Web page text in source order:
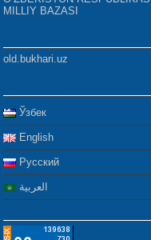
MILLIY BAZASI
old.bukhari.uz
Ўзбек
English
Русский
العربية